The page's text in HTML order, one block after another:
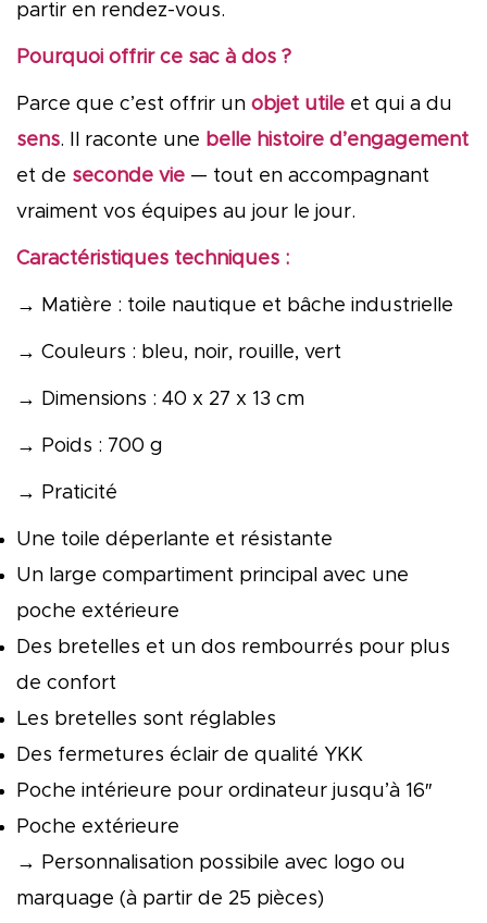
partir en rendez-vous.
Pourquoi offrir ce sac à dos ?
Parce que c’est offrir un objet utile et qui a du
sens. Il raconte une belle histoire d’engagement
et de seconde vie — tout en accompagnant
vraiment vos équipes au jour le jour.
Caractéristiques techniques :
→ Matière : toile nautique et bâche industrielle
→ Couleurs : bleu, noir, rouille, vert
→ Dimensions : 40 x 27 x 13 cm
→ Poids : 700 g
→ Praticité
Une toile déperlante et résistante
Un large compartiment principal avec une
poche extérieure
Des bretelles et un dos rembourrés pour plus
de confort
Les bretelles sont réglables
Des fermetures éclair de qualité YKK
Poche intérieure pour ordinateur jusqu’à 16″
Poche extérieure
→ Personnalisation possibile avec logo ou
marquage (à partir de 25 pièces)